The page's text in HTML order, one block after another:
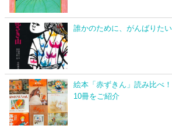
誰かのために、がんばりた
絵本「赤ずきん」読み比べ
10冊をご紹介